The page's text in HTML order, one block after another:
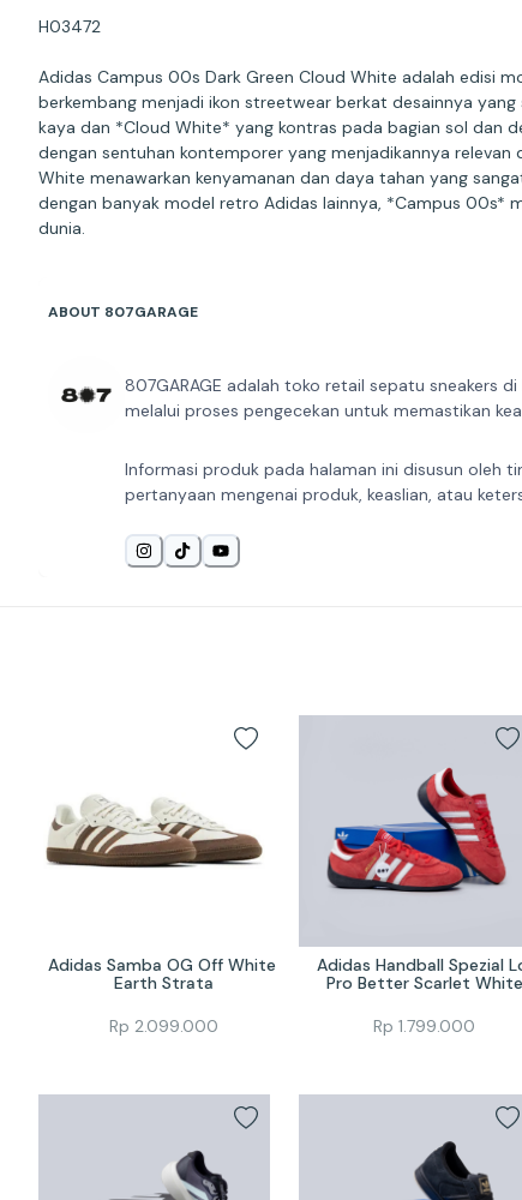
H03472
Adidas Campus 00s Dark Green Cloud White adalah edisi
berkembang menjadi ikon streetwear berkat desainnya
kaya dan *Cloud White* yang kontras pada bagian sol dan
dengan sentuhan kontemporer yang menjadikannya
White menawarkan kenyamanan dan daya tahan yang
dengan banyak model retro Adidas lainnya, *Campus 00s*
dunia.
ABOUT 807GARAGE
807GARAGE adalah toko retail sepatu sneakers
melalui proses pengecekan untuk memastikan
Informasi produk pada halaman ini disusun oleh
pertanyaan mengenai produk, keaslian, atau
Adidas Samba OG Off White
Earth Strata
Rp 2.099.000
Adidas Handball Spezial
Pro Better Scarlet White
Rp1.799.000